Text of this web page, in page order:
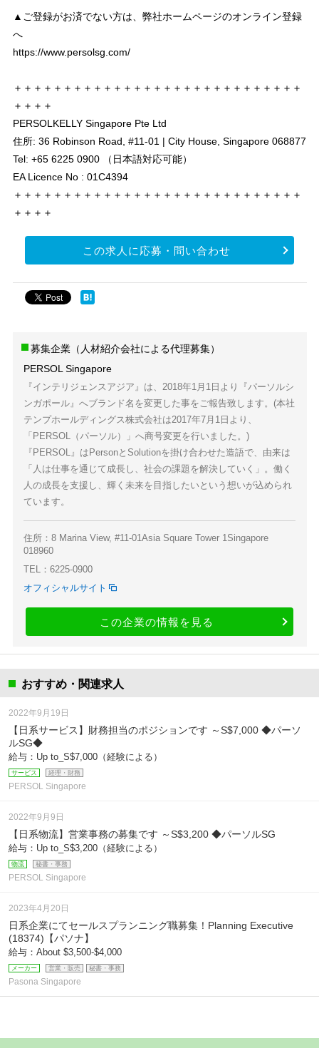
▲ご登録がお済でない方は、弊社ホームページのオンライン登録
へ
https://www.persolsg.com/
＋＋＋＋＋＋＋＋＋＋＋＋＋＋＋＋＋＋＋＋＋＋＋＋＋＋＋＋＋
＋＋＋＋
PERSOLKELLY Singapore Pte Ltd
住所: 36 Robinson Road, #11-01 | City House, Singapore 068877
Tel: +65 6225 0900 （日本語対応可能）
EA Licence No : 01C4394
＋＋＋＋＋＋＋＋＋＋＋＋＋＋＋＋＋＋＋＋＋＋＋＋＋＋＋＋＋
＋＋＋＋
この求人に応募・問い合わせ
募集企業（人材紹介会社による代理募集）
PERSOL Singapore
『インテリジェンスアジア』は、2018年1月1日より『パーソルシ
ンガポール』へブランド名を変更した事をご報告致します。(本社
テンプホールディングス株式会社は2017年7月1日より、
「PERSOL（パーソル）」へ商号変更を行いました。)
『PERSOL』はPersonとSolutionを掛け合わせた造語で、由来は
「人は仕事を通じて成長し、社会の課題を解決していく」。働く
人の成長を支援し、輝く未来を目指したいという想いが込められ
ています。
住所：8 Marina View, #11-01Asia Square Tower 1Singapore
018960
TEL：6225-0900
オフィシャルサイト
この企業の情報を見る
おすすめ・関連求人
【日系サービス】財務担当のポジションです ～S$7,000 ◆パーソ
ルSG◆
給与：Up to_S$7,000（経験による）
サービス 経理・財務
2022年9月19日
PERSOL Singapore
【日系物流】営業事務の募集です ～S$3,200 ◆パーソルSG
給与：Up to_S$3,200（経験による）
物流 秘書・事務
2022年9月9日
PERSOL Singapore
日系企業にてセールスプランニング職募集！Planning Executive
(18374)【パソナ】
給与：About $3,500-$4,000
メーカー 営業・販売 秘書・事務
2023年4月20日
Pasona Singapore